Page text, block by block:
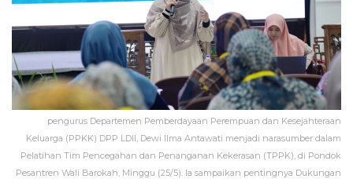
pengurus Departemen Pemberdayaan Perempuan dan Kesejahteraan
Keluarga (PPKK) DPP LDII, Dewi Ilma Antawati menjadi narasumber dalam
Pelatihan Tim Pencegahan dan Penanganan Kekerasan (TPPK), di Pondok
Pesantren Wali Barokah, Minggu (25/5). Ia sampaikan pentingnya Dukungan